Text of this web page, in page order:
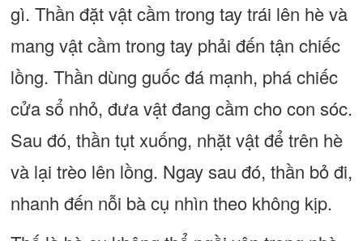
gì. Thần đặt vật cầm trong tay trái lên hè và
mang vật cầm trong tay phải đến tận chiếc
lồng. Thần dùng guốc đá mạnh, phá chiếc
cửa sổ nhỏ, đưa vật đang cầm cho con sóc.
Sau đó, thần tụt xuống, nhặt vật để trên hè
và lại trèo lên lồng. Ngay sau đó, thần bỏ đi,
nhanh đến nỗi bà cụ nhìn theo không kịp.